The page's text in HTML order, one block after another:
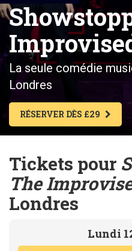
La seule comédie
Londres
RÉSERVER DÈS £29
Tickets pour
The
Londres
Lundi